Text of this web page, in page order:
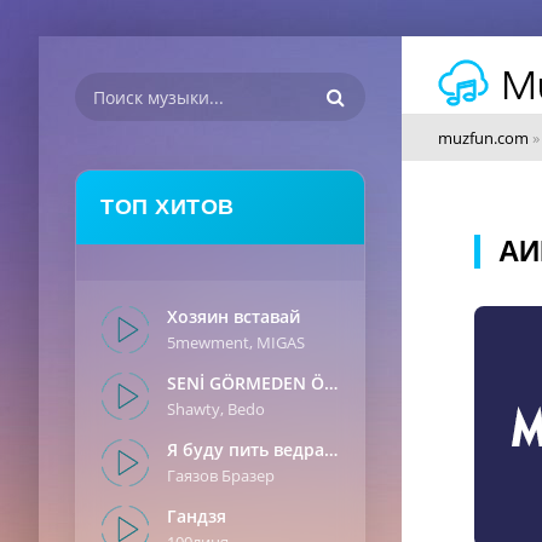
ТОП ХИТОВ
Хозяин вставай
5mewment, MIGAS
SENİ GÖRMEDEN ÖNCE
Shawty, Bedo
Я буду пить ведрами
Гаязов Бразер
Гандзя
muzfun.com »